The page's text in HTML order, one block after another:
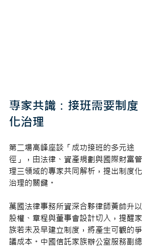
專家共識：接班需要制度
化治理
第二場高峰座談「成功接班的多元途
徑」，由法律、資產規劃與國際財富管
理三領域的專家共同解析，提出制度化
治理的關鍵。
萬國法律事務所資深合夥律師黃帥升以
股權、章程與董事會設計切入，提醒家
族若未及早建立制度，將產生可觀的爭
議成本。中國信託家族辦公室服務副總